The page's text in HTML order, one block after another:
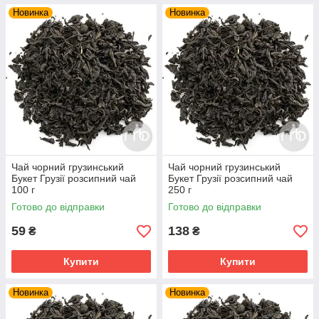
Новинка
Чай чорний грузинський
Букет Грузії розсипний чай
100 г
Готово до відправки
59 ₴
Купити
Новинка
Чай чорний грузинський
Букет Грузії розсипний чай
250 г
Готово до відправки
138 ₴
Купити
Новинка Новинка